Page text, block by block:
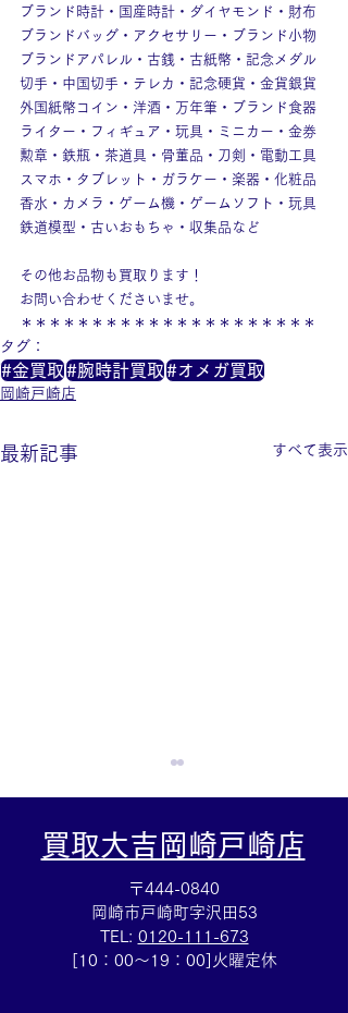
ブランド時計・国産時計・ダイヤモンド・財布
ブランドバッグ・アクセサリー・ブランド小物
ブランドアパレル・古銭・古紙幣・記念メダル
切手・中国切手・テレカ・記念硬貨・金貨銀貨
外国紙幣コイン・洋酒・万年筆・ブランド食器
ライター・フィギュア・玩具・ミニカー・金券
勲章・鉄瓶・茶道具・骨董品・刀剣・電動工具
スマホ・タブレット・ガラケー・楽器・化粧品
香水・カメラ・ゲーム機・ゲームソフト・玩具
鉄道模型・古いおもちゃ・収集品など
その他お品物も買取ります！
お問い合わせくださいませ。
＊＊＊＊＊＊＊＊＊＊＊＊＊＊＊＊＊＊＊＊＊
タグ：
#金買取#腕時計買取#オメガ買取
岡崎戸崎店
最新記事 すべて表示
☆グッチ時計買取☆ブラ
買取大吉岡崎戸崎店
〒444-0840
岡崎市戸崎町字沢田53
TEL: 0120-111-673
[10：00～19：00]火曜定休